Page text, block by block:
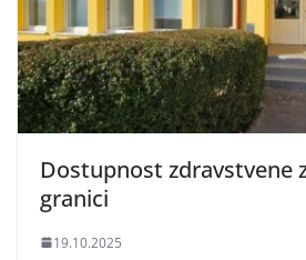
Dostupnost zdravstvene
granici
19.10.2025